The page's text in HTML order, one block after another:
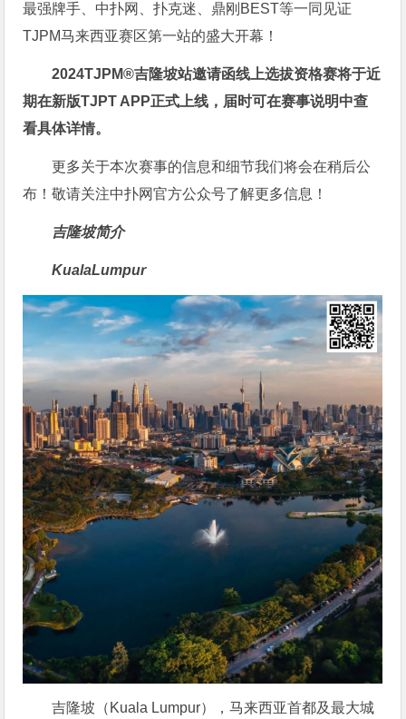
最强牌手、中扑网、扑克迷、鼎刚BEST等一同见证
TJPM马来西亚赛区第一站的盛大开幕！
2024TJPM®吉隆坡站邀请函线上选拔资格赛将于近
期在新版TJPT APP正式上线，届时可在赛事说明中查
看具体详情。
更多关于本次赛事的信息和细节我们将会在稍后公
布！敬请关注中扑网官方公众号了解更多信息！
吉隆坡简介
KualaLumpur
吉隆坡（Kuala Lumpur），马来西亚首都及最大城